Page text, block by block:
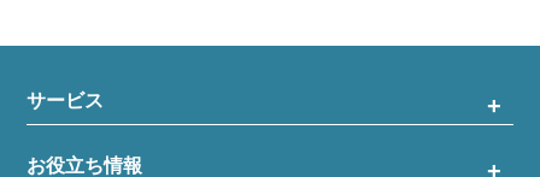
サービス
お役立ち情報